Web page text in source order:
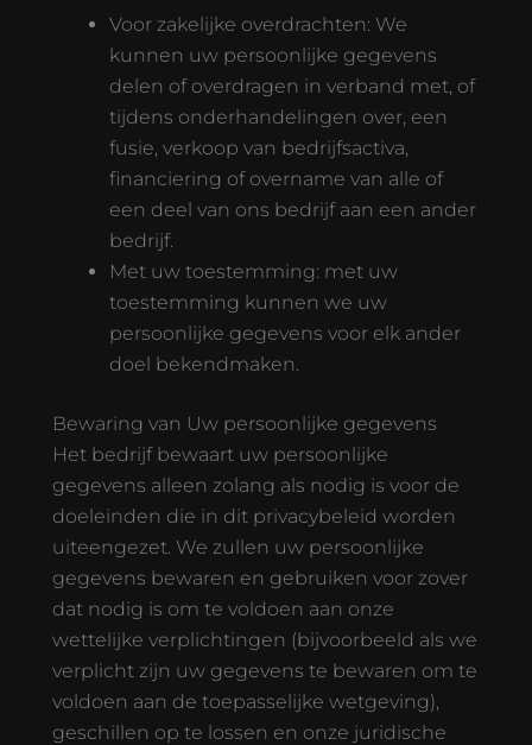
Voor zakelijke overdrachten: We
kunnen uw persoonlijke gegevens
delen of overdragen in verband met, of
tijdens onderhandelingen over, een
fusie, verkoop van bedrijfsactiva,
financiering of overname van alle of
een deel van ons bedrijf aan een ander
bedrijf.
Met uw toestemming: met uw
toestemming kunnen we uw
persoonlijke gegevens voor elk ander
doel bekendmaken.
Bewaring van Uw persoonlijke gegevens
Het bedrijf bewaart uw persoonlijke
gegevens alleen zolang als nodig is voor de
doeleinden die in dit privacybeleid worden
uiteengezet. We zullen uw persoonlijke
gegevens bewaren en gebruiken voor zover
dat nodig is om te voldoen aan onze
wettelijke verplichtingen (bijvoorbeeld als we
verplicht zijn uw gegevens te bewaren om te
voldoen aan de toepasselijke wetgeving),
geschillen op te lossen en onze juridische